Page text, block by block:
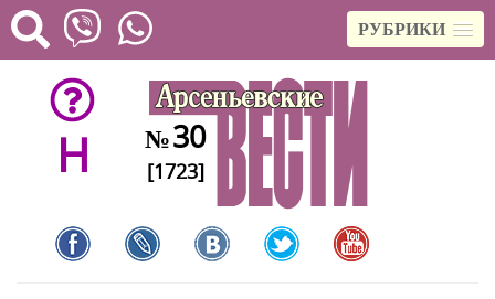
РУБРИКИ
H №30
[1723]